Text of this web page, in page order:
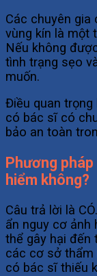
Các chuyên gia
vùng kín là một
Nếu không
tình trạng sẹo
muốn.
Điều quan
có bác sĩ có
bảo an toàn
Phương
hiểm không?
Câu trả lời là
ẩn nguy cơ ảnh
thể gây hại đến
các cơ sở thẩm
có bác sĩ thiếu